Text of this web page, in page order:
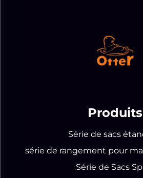
Produits
Série de sacs
série de rangement pour
Série de Sacs